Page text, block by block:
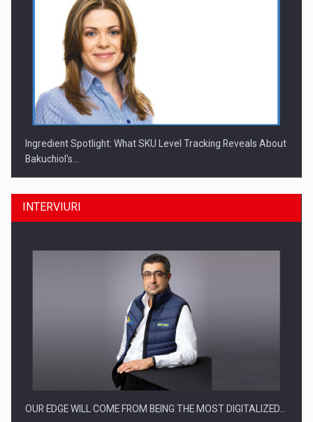
Ingredient Spotlight: What SKU Level Tracking Reveals About
Bakuchiol's…
Producatorii si comerciantii care nu se supun noilor
INTERVIURI
OUR EDGE WILL COME FROM BEING THE MOST DIGITALIZED…